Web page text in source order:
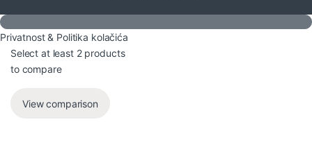
Privatnost & Politika kolačića
Select at least 2 products
to compare
View comparison